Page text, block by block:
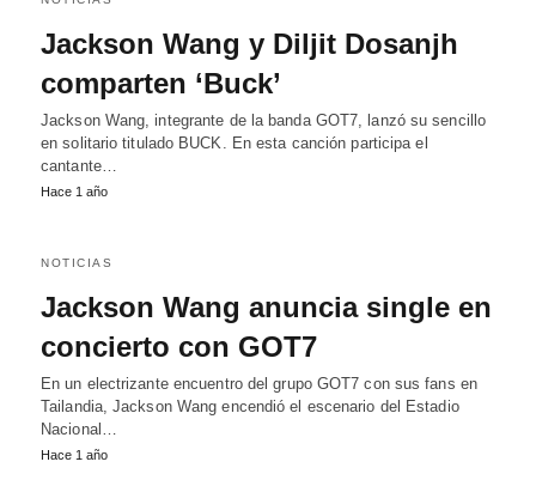
Jackson Wang y Diljit Dosanjh
comparten ‘Buck’
Jackson Wang, integrante de la banda GOT7, lanzó su sencillo
en solitario titulado BUCK. En esta canción participa el
cantante…
Hace 1 año
NOTICIAS
Jackson Wang anuncia single en
concierto con GOT7
En un electrizante encuentro del grupo GOT7 con sus fans en
Tailandia, Jackson Wang encendió el escenario del Estadio
Nacional…
Hace 1 año